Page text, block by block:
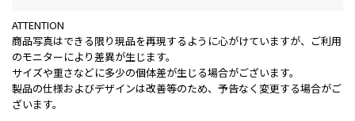
ATTENTION
商品写真はできる限り現品を再現するように心がけていますが、ご利用
のモニターにより差異が生じます。
サイズや重さなどに多少の個体差が生じる場合がございます。
製品の仕様およびデザインは改善等のため、予告なく変更する場合がご
ざいます。